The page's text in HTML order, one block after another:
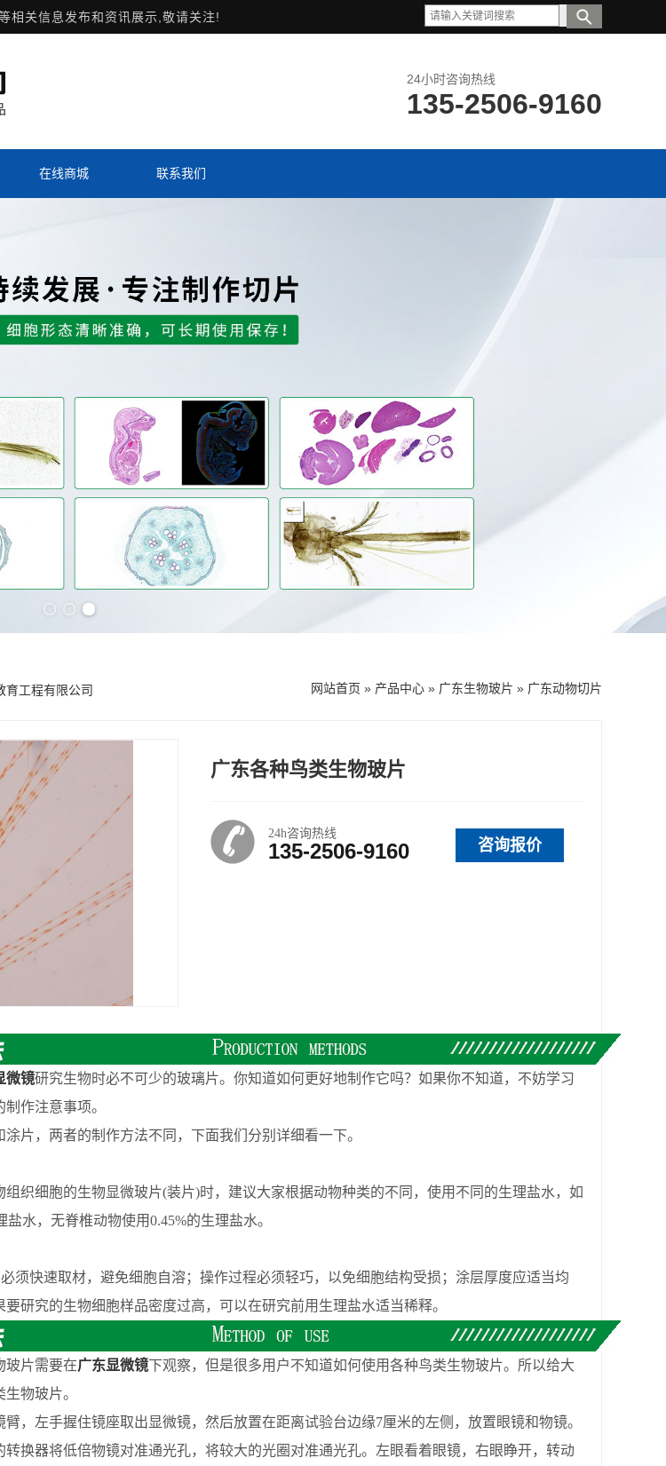
相关信息发布和资讯展示,敬请关注!
24小时咨询热线
135-2506-9160
在线商城 联系我们
育工程有限公司 网站首页 » 产品中心 » 广东生物玻片 » 广东动物切片
广东各种鸟类生物玻片
咨询报价
24h咨询热线
135-2506-9160
微镜研究生物时必不可少的玻璃片。你知道如何更好地制作它吗？如果你不知道，不妨学习
制作注意事项。
，两者的制作方法不同，下面我们分别详细看一下。
细胞的生物显微玻片(装片)时，建议大家根据动物种类的不同，使用不同的生理盐水，如
盐水，无脊椎动物使用0.45%的生理盐水。
快速取材，避免细胞自溶；操作过程必须轻巧，以免细胞结构受损；涂层厚度应适当均
研究的生物细胞样品密度过高，可以在研究前用生理盐水适当稀释。
片需要在广东显微镜下观察，但是很多用户不知道如何使用各种鸟类生物玻片。所以给大
物玻片。
左手握住镜座取出显微镜，然后放置在距离试验台边缘7厘米的左侧，放置眼镜和物镜。
器将低倍物镜对准通光孔，将较大的光圈对准通光孔。左眼看着眼镜，右眼睁开，转动